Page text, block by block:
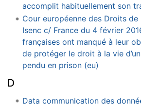
accomplit habituellement son
Cour européenne des Droits
Isenc c/ France du 4 février
françaises ont manqué à leur
de protéger le droit à la vie
pendu en prison (eu)
D
Data communication des